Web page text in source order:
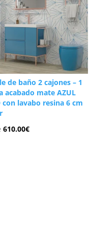
de baño 2 cajones – 1
acabado mate AZUL
con lavabo resina 6 cm
610.00€